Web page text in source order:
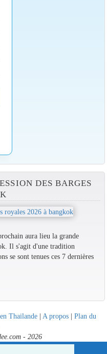
DES BARGES
aura lieu la grande
Il s'agit d'une tradition
se sont tenues ces 7 dernières
Thailande | A propos | Plan du
- 2026